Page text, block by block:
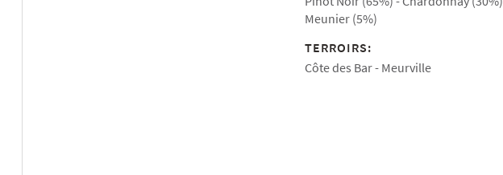
Meunier (5%)
TERROIRS:
Côte des Bar
Meurville